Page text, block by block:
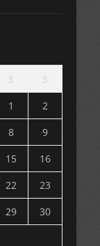
1
2
8
9
15
16
22
23
29
30